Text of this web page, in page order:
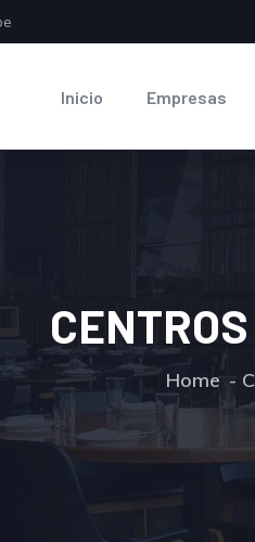
Inicio Empresas
Home